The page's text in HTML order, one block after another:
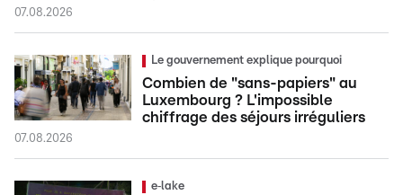
07.08.2026
Le gouvernement explique pourquoi
Combien de "sans-papiers" au
Luxembourg ? L'impossible
chiffrage des séjours irréguliers
07.08.2026
e‑lake